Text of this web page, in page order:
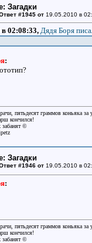
Загадки
#1945 от19.05.2010 в
в 02:08:33, Дядя Боря
:
пятьдесят граммов коньяка
кончился!
забанят ©
Загадки
#1946 от19.05.2010 в
:
пятьдесят граммов коньяка
кончился!
забанят ©